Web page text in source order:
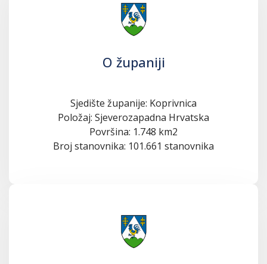
O županiji
Sjedište županije: Koprivnica
Položaj: Sjeverozapadna Hrvatska
Površina: 1.748 km2
Broj stanovnika: 101.661 stanovnika